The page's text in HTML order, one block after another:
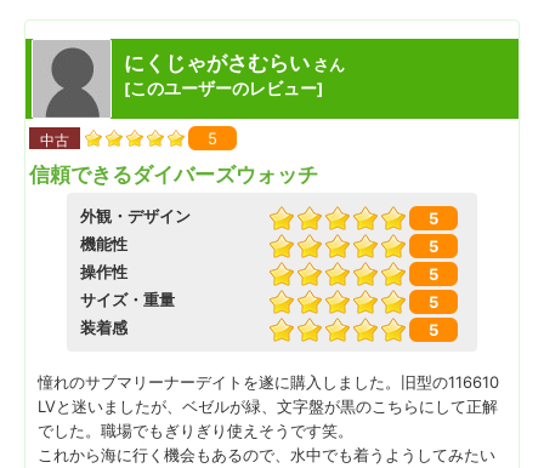
にくじゃがさむらい さん
[このユーザーのレビュー]
中古 5
信頼できるダイバーズウォッチ
外観・デザイン
5
機能性
5
操作性
5
サイズ・重量
5
装着感
5
憧れのサブマリーナーデイトを遂に購入しました。旧型の116610
LVと迷いましたが、ベゼルが緑、文字盤が黒のこちらにして正解
でした。職場でもぎりぎり使えそうです笑。
これから海に行く機会もあるので、水中でも着うようしてみたい